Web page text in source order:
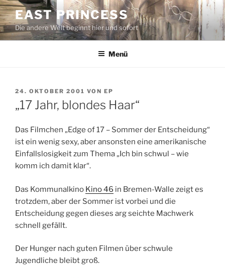
Zum
Inhalt
springen
EAST PRINCESS
Die andere Welt beginnt hier und sofort
Menü
VERÖFFENTLICHT
AM
24. OKTOBER 2001 VON EP
„17 Jahr, blondes Haar“
Das Filmchen „Edge of 17 – Sommer der Entscheidung“
ist ein wenig sexy, aber ansonsten eine amerikanische
Einfallslosigkeit zum Thema „Ich bin schwul – wie
komm ich damit klar“.
Das Kommunalkino Kino 46 in Bremen-Walle zeigt es
trotzdem, aber der Sommer ist vorbei und die
Entscheidung gegen dieses arg seichte Machwerk
schnell gefällt.
Der Hunger nach guten Filmen über schwule
Jugendliche bleibt groß.